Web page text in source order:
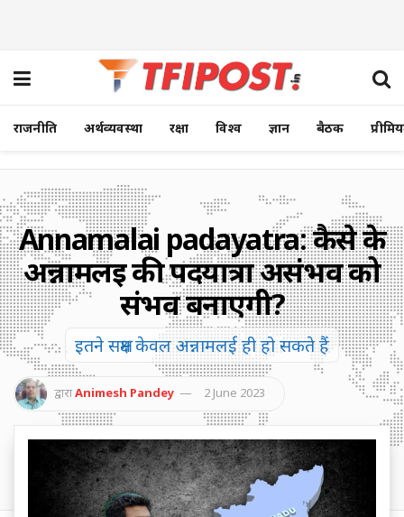
राजनीति अर्थव्यवस्था रक्षा विश्व ज्ञान बैठक
Annamalai padayatra: कैसे के
अन्नामलई की पदयात्रा असंभव को
संभव बनाएगी?
इतने सक्षम केवल अन्नामलई ही हो सकते हैं
द्वाराAnimesh Pandey 2 June 2023